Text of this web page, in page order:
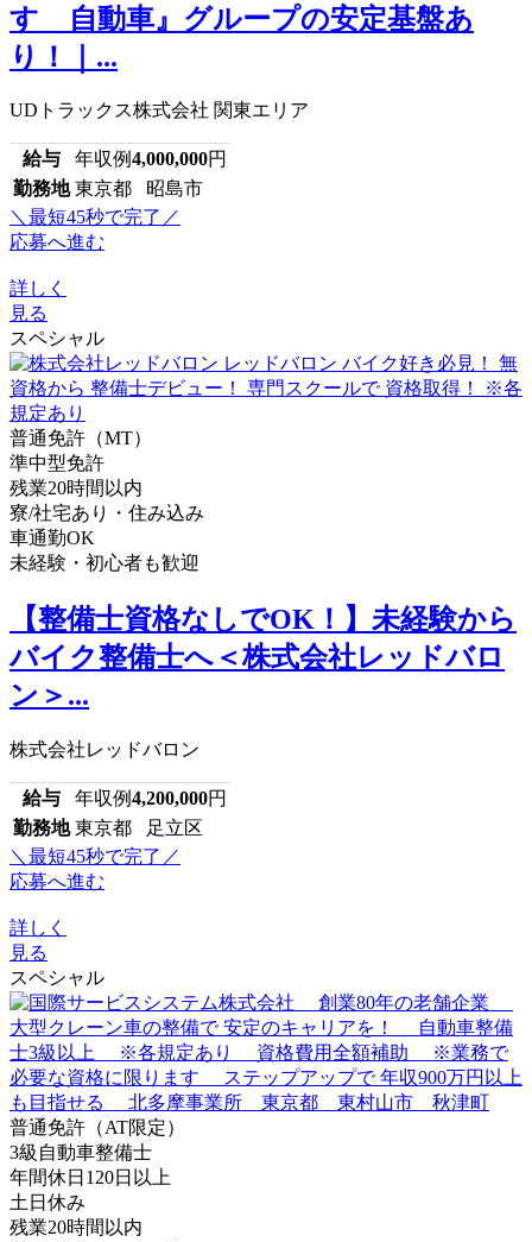
すゞ自動車』グループの安定基盤あ
り！｜...
UDトラックス株式会社 関東エリア
給与 年収例4,000,000円
勤務地 東京都 昭島市
＼最短45秒で完了／
応募へ進む
詳しく
見る
スペシャル
普通免許（MT）
準中型免許
残業20時間以内
寮/社宅あり・住み込み
車通勤OK
未経験・初心者も歓迎
【整備士資格なしでOK！】未経験から
バイク整備士へ＜株式会社レッドバロ
ン＞...
株式会社レッドバロン
給与 年収例4,200,000円
勤務地 東京都 足立区
＼最短45秒で完了／
応募へ進む
詳しく
見る
スペシャル
普通免許（AT限定）
3級自動車整備士
年間休日120日以上
土日休み
残業20時間以内